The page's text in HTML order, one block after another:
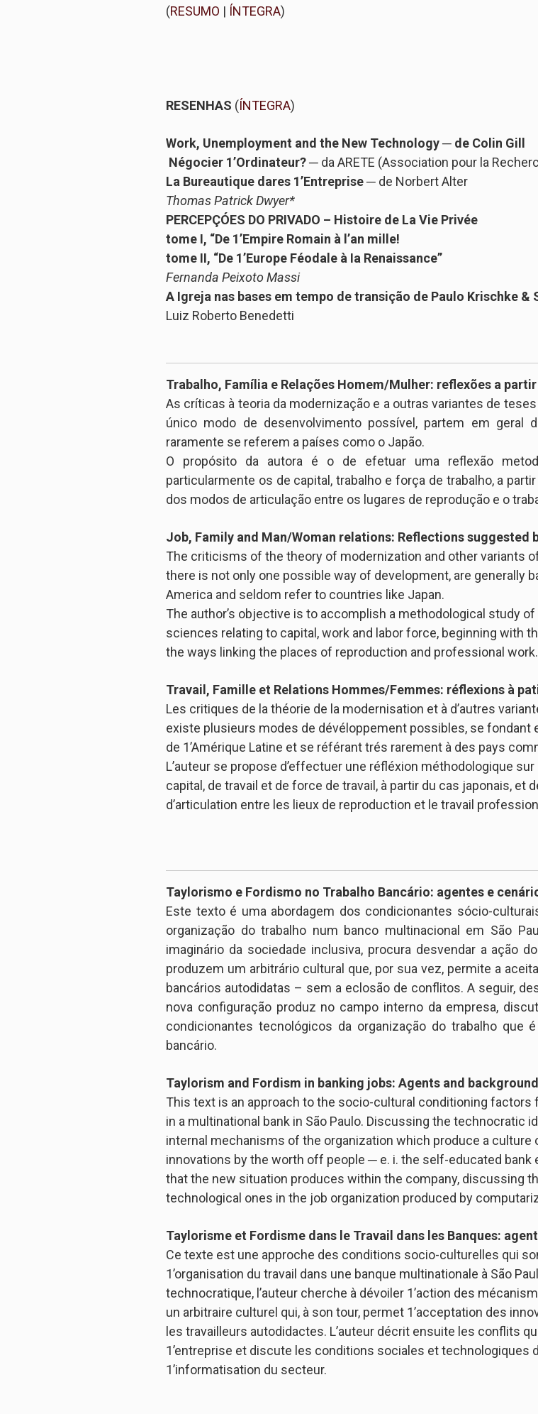
(RESUMO | ÍNTEGRA)
RESENHAS (ÍNTEGRA)
Work, Unemployment and the New Technology ─ de Colin Gill
Négocier 1’Ordinateur?─ da ARETE (Association pour la
La Bureautique dares 1’Entreprise─ de Norbert Alter
Thomas Patrick Dwyer*
PERCEPÇÓES DO PRIVADO – Histoire de La Vie Privée
tome I, “De 1’Empire Romain à l’an mille!
tome II, “De 1’Europe Féodale à Ia Renaissance”
Fernanda Peixoto Massi
A Igreja nas bases em tempo de transição de Paulo Krischke &
Luiz Roberto Benedetti
Trabalho, Família e Relações Homem/Mulher: reflexões a
As críticas à teoria da modernização e a outras variantes de
único modo de desenvolvimento possível, partem em geral
raramente se referem a países como o Japão.
O propósito da autora é o de efetuar uma reflexão
particularmente os de capital, trabalho e força de trabalho, a
dos modos de articulação entre os lugares de reprodução e o
Job, Family and Man/Woman relations: Reflections suggested
The criticisms of the theory of modernization and other variants
there is not only one possible way of development, are generally
America and seldom refer to countries like Japan.
The author’s objective is to accomplish a methodological study
sciences relating to capital, work and labor force, beginning with
the ways linking the places of reproduction and professional work.
Travail, Famille et Relations Hommes/Femmes: réflexions à
Les critiques de la théorie de la modernisation et à d’autres
existe plusieurs modes de dévéloppement possibles, se fondant
de 1’Amérique Latine et se référant trés rarement à des pays
L’auteur se propose d’effectuer une réfléxion méthodologique
capital, de travail et de force de travail, à partir du cas japonais,
d’articulation entre les lieux de reproduction et le travail
Taylorismo e Fordismo no Trabalho Bancário: agentes e
Este texto é uma abordagem dos condicionantes sócio-
organização do trabalho num banco multinacional em São
imaginário da sociedade inclusiva, procura desvendar a ação
produzem um arbitrário cultural que, por sua vez, permite a
bancários autodidatas – sem a eclosão de conflitos. A seguir,
nova configuração produz no campo interno da empresa,
condicionantes tecnológicos da organização do trabalho que
bancário.
Taylorism and Fordism in banking jobs: Agents and
This text is an approach to the socio-cultural conditioning factors
in a multinational bank in São Paulo. Discussing the technocratic
internal mechanisms of the organization which produce a
innovations by the worth off people ─ e. i. the self-educated
that the new situation produces within the company, discussing
technological ones in the job organization produced by
Taylorisme et Fordisme dans le Travail dans les Banques:
Ce texte est une approche des conditions socio-culturelles qui
1’organisation du travail dans une banque multinationale à São
technocratique, l’auteur cherche à dévoiler 1’action des
un arbitraire culturel qui, à son tour, permet 1’acceptation des
les travailleurs autodidactes. L’auteur décrit ensuite les conflits
1’entreprise et discute les conditions sociales et technologiques
1’informatisation du secteur.